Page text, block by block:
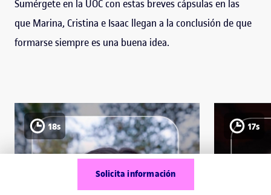
Solicita información
Sumérgete en la UOC con estas breves cápsulas en las
que Marina, Cristina e Isaac llegan a la conclusión de que
formarse siempre es una buena idea.
18s 17s